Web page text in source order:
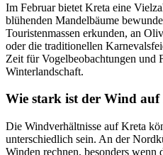
Im Februar bietet Kreta eine
blühenden Mandelbäume
Touristenmassen erkunden, an
oder die traditionellen
Zeit für Vogelbeobachtungen und
Winterlandschaft.
Wie stark ist der Wind
Die Windverhältnisse auf Kreta
unterschiedlich sein. An der
Winden rechnen, besonders